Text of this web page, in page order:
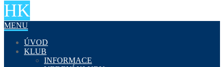
HK
MENU
ÚVOD
KLUB
INFORMACE